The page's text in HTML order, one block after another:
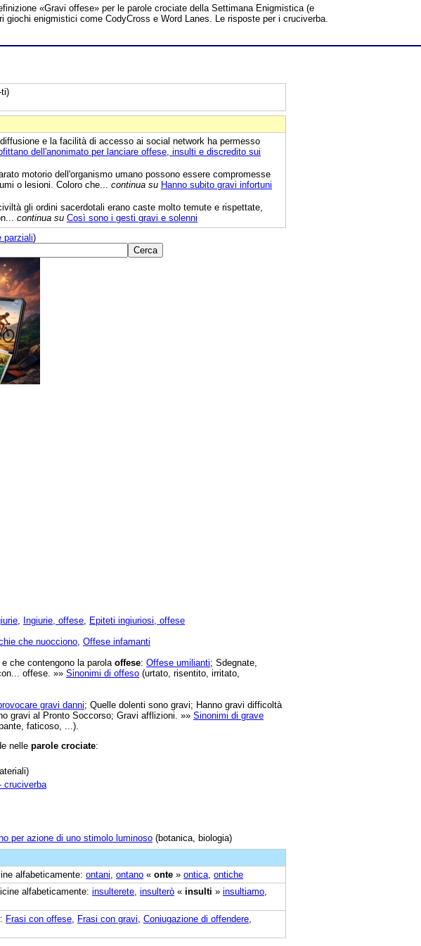
«Gravi offese» per le parole crociate della Settimana Enigmistica (e
giochi enigmistici come CodyCross e Word Lanes. Le risposte per i cruciverba.
ti)
e la facilità di accesso ai social network ha permesso
dell'anonimato per lanciare offese, insulti e discredito sui
motorio dell'organismo umano possono essere compromesse
o lesioni. Coloro che... continua su Hanno subito gravi infortuni
gli ordini sacerdotali erano caste molto temute e rispettate,
continua su Così sono i gesti gravi e solenni
parziali)
Ingiurie, offese Epiteti ingiuriosi, offese
che nuocciono Offese infamanti
che contengono la parola offese: Offese umilianti; Sdegnate,
offese. »» Sinonimi di offeso (urtato, risentito, irritato,
gravi danni; Quelle dolenti sono gravi; Hanno gravi difficoltà
gravi al Pronto Soccorso; Gravi afflizioni. »» Sinonimi di grave
faticoso, ...).
nelle parole crociate:
cruciverba
per azione di uno stimolo luminoso (botanica, biologia)
alfabeticamente: ontani ontano « onte » ontica ontiche
alfabeticamente: insulterete insulterò « insulti » insultiamo
Frasi con offese Frasi con gravi Coniugazione di offendere